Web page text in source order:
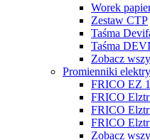
Worek
Zestaw CTP
Taśma
Taśma
Zobacz
Promienniki
FRICO EZ
FRICO
FRICO
FRICO
Zobacz